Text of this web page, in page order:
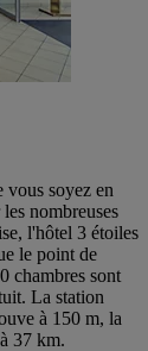
soyez en
nombreuses
l'hôtel 3 étoiles
le point de
chambres sont
La station
à 150 m, la
37 km.